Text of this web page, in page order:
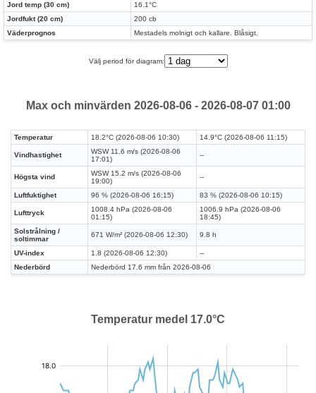
Jord temp (30 cm)
16.1°C
Jordfukt (20 cm)
200 cb
Väderprognos
Mestadels molnigt och kallare. Blåsigt.
Välj period för diagram:
Max och minvärden 2026-08-06 - 2026-08-07 01:00
Temperatur 18.2°C (2026-08-06 10:30) 14.9°C (2026-08-06 11:15)
Vindhastighet
WSW 11.6 m/s (2026-08-06
17:01)
--
Högsta vind
WSW 15.2 m/s (2026-08-06
19:00)
--
Luftfuktighet 96 % (2026-08-06 16:15) 83 % (2026-08-06 10:15)
Lufttryck
1008.4 hPa (2026-08-06
01:15)
1006.9 hPa (2026-08-06
18:45)
Solstrålning /
soltimmar
671 W/m² (2026-08-06 12:30) 9.8 h
UV-index 1.8 (2026-08-06 12:30)
--
Nederbörd
Nederbörd 17.6 mm från 2026-08-06
Temperatur medel 17.0°C